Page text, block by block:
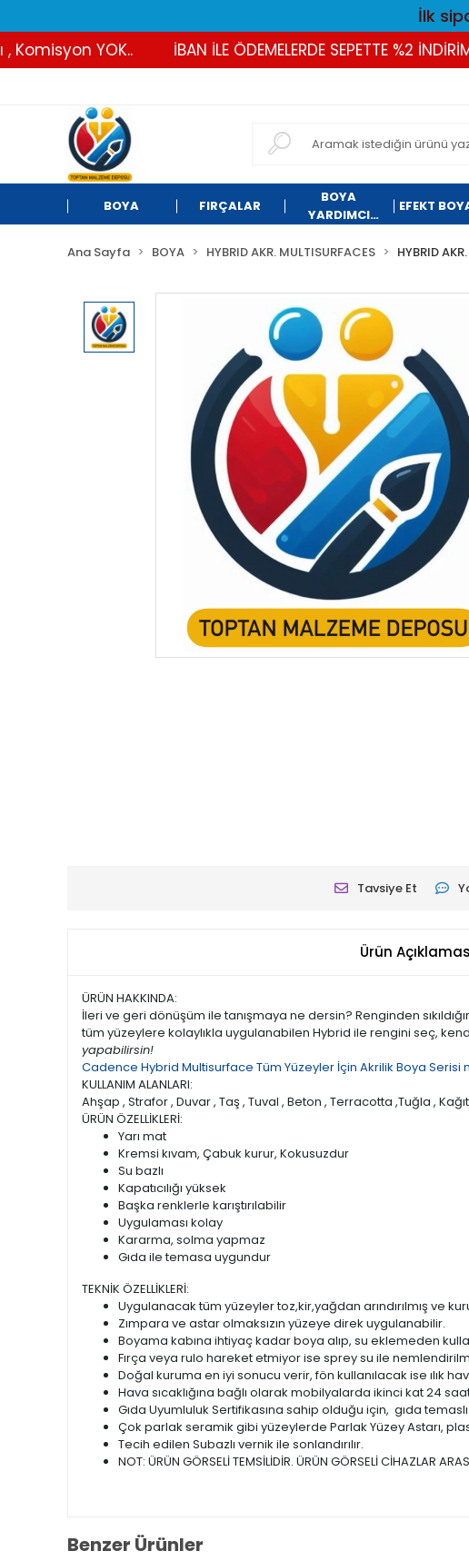
İlk
YOK.. İBAN İLE ÖDEMELERDE SEPETTE %2 İNDİRİM
BOYA FIRÇALAR
BOYA
YARDIMCI
EFEKT
Ana Sayfa BOYA HYBRID AKR. MULTISURFACES HYBRID
Tavsiye Et
Ürün
ÜRÜN HAKKINDA:
İleri ve geri dönüşüm ile tanışmaya ne dersin? Renginden
tüm yüzeylere kolaylıkla uygulanabilen Hybrid ile rengini seç,
yapabilirsin!
Cadence Hybrid Multisurface Tüm Yüzeyler İçin Akrilik Boya Serisi
KULLANIM ALANLARI:
Ahşap , Strafor , Duvar , Taş , Tuval , Beton , Terracotta ,Tuğla ,
ÜRÜN ÖZELLİKLERİ:
Yarı mat
Kremsi kıvam, Çabuk kurur, Kokusuzdur
Su bazlı
Kapatıcılığı yüksek
Başka renklerle karıştırılabilir
Uygulaması kolay
Kararma, solma yapmaz
Gıda ile temasa uygundur
TEKNİK ÖZELLİKLERİ:
Uygulanacak tüm yüzeyler toz,kir,yağdan arındırılmış ve
Zımpara ve astar olmaksızın yüzeye direk uygulanabilir.
Boyama kabına ihtiyaç kadar boya alıp, su eklemeden
Fırça veya rulo hareket etmiyor ise sprey su ile
Doğal kuruma en iyi sonucu verir, fön kullanılacak ise ılık
Hava sıcaklığına bağlı olarak mobilyalarda ikinci kat 24
Gıda Uyumluluk Sertifikasına sahip olduğu için, gıda
Çok parlak seramik gibi yüzeylerde Parlak Yüzey Astarı,
Tecih edilen Subazlı vernik ile sonlandırılır.
NOT: ÜRÜN GÖRSELİ TEMSİLİDİR. ÜRÜN GÖRSELİ CİHAZLAR
Benzer Ürünler